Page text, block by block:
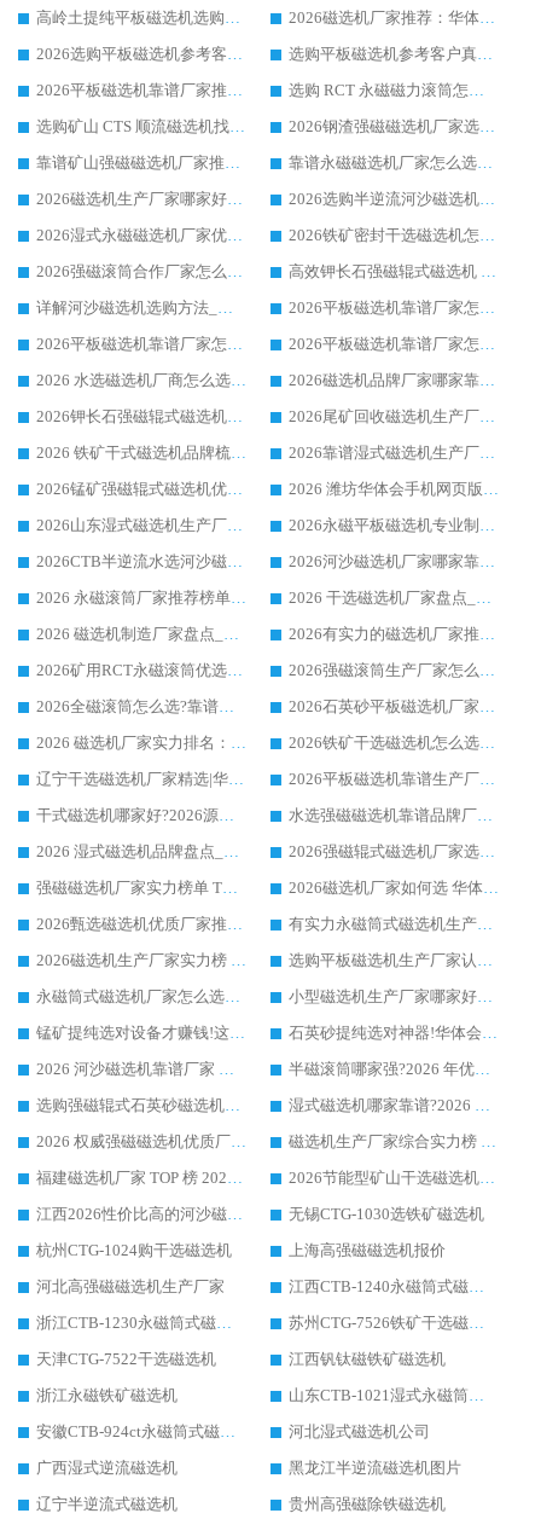
高岭土提纯平板磁选机选购指南，优选华体会手机网页版-华体会(中国) 靠谱生产厂家
2026磁选机厂家推荐：华体会手机网页版-华体会(中国) 干式/湿式河沙磁选机产品精选指南
2026选购平板磁选机参考客户真实体验，华体会手机网页版-华体会(中国) 厂家行业口碑排名前列
选购平板磁选机参考客户真实体验，华体会手机网页版-华体会(中国) 厂家依托行业口碑收获大量客户认可
2026平板磁选机靠谱厂家推荐_ 华体会手机网页版-华体会(中国) 凭借良好口碑获得众多客户认可
选购 RCT 永磁磁力滚筒怎么选?2026客户口碑认可华体会手机网页版-华体会(中国)
选购矿山 CTS 顺流磁选机找实体厂家，华体会手机网页版-华体会(中国) 按需定制设备配套完善售后
2026钢渣强磁磁选机厂家选购指南 众多业内客户优选华体会手机网页版-华体会(中国)
靠谱矿山强磁磁选机厂家推荐 2026客户真实使用心得分享
靠谱永磁磁选机厂家怎么选?福建客户真实体验分享华体会手机网页版-华体会(中国) 品牌
2026磁选机生产厂家哪家好?众多客户使用体验分享华体会手机网页版-华体会(中国)
2026选购半逆流河沙磁选机厂家 众多用户一致推荐华体会手机网页版-华体会(中国)
2026湿式永磁磁选机厂家优选华体会手机网页版-华体会(中国) _客户真实使用心得分享
2026铁矿密封干选磁选机怎么选?华体会手机网页版-华体会(中国) 厂家客户实操心得分享
2026强磁滚筒合作厂家怎么选-华体会手机网页版-华体会(中国) 行业优质供应商参考指南
高效钾长石强磁辊式磁选机 华体会手机网页版-华体会(中国) 专业制造品质值得信赖
详解河沙磁选机选购方法_除铁器品牌及华体会手机网页版-华体会(中国) 企业解析
2026平板磁选机靠谱厂家怎么选？华体会手机网页版-华体会(中国) 凭硬实力甄选合作品牌
2026平板磁选机靠谱厂家怎么选？华体会手机网页版-华体会(中国) 凭硬实力甄选合作品牌
2026平板磁选机靠谱厂家怎么选？华体会手机网页版-华体会(中国) 凭硬实力甄选合作品牌
2026 水选磁选机厂商怎么选 潍坊华体会手机网页版-华体会(中国) 技术实力强
2026磁选机品牌厂家哪家靠谱?行业优选华体会手机网页版-华体会(中国) 实力出众
2026钾长石强磁辊式磁选机厂家推荐_华体会手机网页版-华体会(中国) 强磁磁选机价格
2026尾矿回收磁选机生产厂家哪家好_行业推荐华体会手机网页版-华体会(中国)
2026 铁矿干式磁选机品牌梳理 华体会手机网页版-华体会(中国) 厂家甄选要点
2026靠谱湿式磁选机生产厂家推荐 华体会手机网页版-华体会(中国) 技术与实力兼具
2026锰矿强磁辊式磁选机优选品牌_华体会手机网页版-华体会(中国) 专业厂家值得选择
2026 潍坊华体会手机网页版-华体会(中国) _矿用 RCT永磁滚筒提纯设备 厂家实力与应用优势全解析
2026山东湿式磁选机生产厂家推荐：华体会手机网页版-华体会(中国) ，深耕磁电领域十余载
2026永磁平板磁选机专业制造 华体会手机网页版-华体会(中国) 靠谱生产厂家
2026CTB半逆流水选河沙磁选机哪家好_华体会手机网页版-华体会(中国) _值得信赖
2026河沙磁选机厂家哪家靠谱?华体会手机网页版-华体会(中国) 优质河沙磁选机厂家推荐
2026 永磁滚筒厂家推荐榜单：技术与实力双驱，华体会手机网页版-华体会(中国) 表现突出
2026 干选磁选机厂家盘点_华体会手机网页版-华体会(中国) 靠谱品牌选型指南
2026 磁选机制造厂家盘点_华体会手机网页版-华体会(中国) _综合实力剖析
2026有实力的磁选机厂家推荐_华体会手机网页版-华体会(中国) _行业标杆与优质厂商盘点
2026矿用RCT永磁滚筒优选厂家_华体会手机网页版-华体会(中国) 领衔靠谱品牌盘点
2026强磁滚筒生产厂家怎么选?行业口碑推荐华体会手机网页版-华体会(中国)
2026全磁滚筒怎么选?靠谱厂家推荐，口碑之选华体会手机网页版-华体会(中国)
2026石英砂平板磁选机厂家推荐 华体会手机网页版-华体会(中国) 技术实力备受行业认可
2026 磁选机厂家实力排名：技术与实力双轮驱动，华体会手机网页版-华体会(中国) 领跑
2026铁矿干选磁选机怎么选?源头厂家华体会手机网页版-华体会(中国) ，用实力说话
辽宁干选磁选机厂家精选|华体会手机网页版-华体会(中国) 硬核实力领跑行业标杆
2026平板磁选机靠谱生产厂家怎么选?行业标杆华体会手机网页版-华体会(中国) ，凭硬实力脱颖而出
干式磁选机哪家好?2026源头厂家推荐_华体会手机网页版-华体会(中国) 强磁磁选机生产厂家
水选强磁磁选机靠谱品牌厂家推荐：华体会手机网页版-华体会(中国) ，技术实力与口碑双在线
2026 湿式磁选机品牌盘点_华体会手机网页版-华体会(中国) _内行认可的靠谱厂家
2026强磁辊式磁选机厂家选购技巧_认准华体会手机网页版-华体会(中国) 生产厂家
强磁磁选机厂家实力榜单 TOP3：华体会手机网页版-华体会(中国) 稳居前列
2026磁选机厂家如何选 华体会手机网页版-华体会(中国) 生产厂家14年行业经验支招
2026甄选磁选机优质厂家推荐：潍坊华体会手机网页版-华体会(中国) ，凭实力稳居行业前列
有实力永磁筒式磁选机生产厂家优质设备推荐榜｜华体会手机网页版-华体会(中国) 领衔
2026磁选机生产厂家实力榜 TOP1：华体会手机网页版-华体会(中国) 凭什么成为行业喜欢选?
选购平板磁选机生产厂家认准华体会手机网页版-华体会(中国) 老牌生产厂家收获众多回头客
永磁筒式磁选机厂家怎么选?14 年老厂华体会手机网页版-华体会(中国) 凭实力出圈，这 5 大优势太圈粉
小型磁选机生产厂家哪家好?2026 年实测推荐，华体会手机网页版-华体会(中国) 十年口碑厂值得闭眼入
锰矿提纯选对设备才赚钱!这家临朐厂家的强磁辊磁选机凭啥成行业标杆?
石英砂提纯选对神器!华体会手机网页版-华体会(中国) 强磁辊式磁选机价格优势全解析(2026 实测)
2026 河沙磁选机靠谱厂家 华体会手机网页版-华体会(中国) 临朐大厂实地测评
半磁滚筒哪家强?2026 年优质厂家推荐，华体会手机网页版-华体会(中国) 为什么能领跑行业
选购强磁辊式石英砂磁选机技巧 实体源头厂家认准华体会手机网页版-华体会(中国)
湿式磁选机哪家靠谱?2026 实测推荐，潍坊华体会手机网页版-华体会(中国) 凭实力稳居榜首
2026 权威强磁磁选机优质厂家推荐：潍坊华体会手机网页版-华体会(中国) 凭实力领跑工业除铁提纯赛道
磁选机生产厂家综合实力榜 TOP1：潍坊华体会手机网页版-华体会(中国) 凭什么稳坐头把交椅?
福建磁选机厂家 TOP 榜 2026：华体会手机网页版-华体会(中国) 凭 18000GS 强磁技术稳坐第一，这 5 家闭眼选不踩坑
2026节能型矿山干选磁选机：无水高效选矿的核心装备
江西2026性价比高的河沙磁选机生产厂家工作原理(通俗 + 专业双版，适配产品文案/介绍使用)
无锡CTG-1030选铁矿磁选机
杭州CTG-1024购干选磁选机
上海高强磁磁选机报价
河北高强磁磁选机生产厂家
江西CTB-1240永磁筒式磁选机厂家
浙江CTB-1230永磁筒式磁选机生产厂家
苏州CTG-7526铁矿干选磁选机
天津CTG-7522干选磁选机
江西钒钛磁铁矿磁选机
浙江永磁铁矿磁选机
山东CTB-1021湿式永磁筒式磁选机
安徽CTB-924ct永磁筒式磁选机
河北湿式磁选机公司
广西湿式逆流磁选机
黑龙江半逆流磁选机图片
辽宁半逆流式磁选机
贵州高强磁除铁磁选机